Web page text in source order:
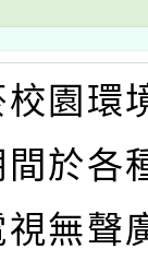
園環
於各
無聲